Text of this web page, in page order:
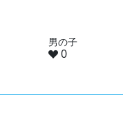
男の子
0